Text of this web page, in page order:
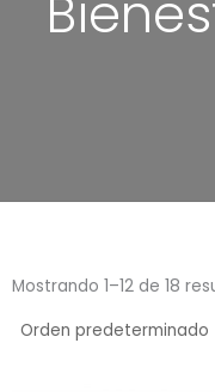
Mostrando 1–12 de 18